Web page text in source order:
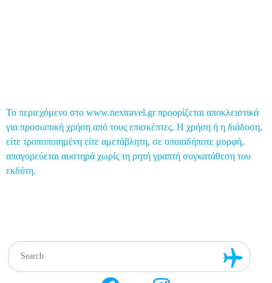
Το περιεχόμενο στο www.nextravel.gr προορίζεται αποκλειστικά
για προσωπική χρήση από τους επισκέπτες. Η χρήση ή η διάδοση,
είτε τροποποιημένη είτε αμετάβλητη, σε οποιαδήποτε μορφή,
απαγορεύεται αυστηρά χωρίς τη ρητή γραπτή συγκατάθεση του
εκδότη.